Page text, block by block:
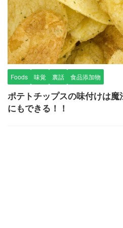
Foods 味覚 裏話 食品添加物
ポテトチップスの味付けは
にもできる！！